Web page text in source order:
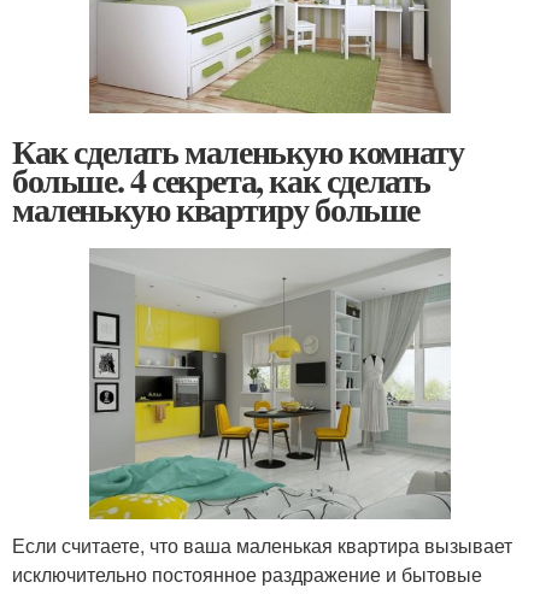
Как сделать маленькую комнату
больше. 4 секрета, как сделать
маленькую квартиру больше
Если считаете, что ваша маленькая квартира вызывает
исключительно постоянное раздражение и бытовые